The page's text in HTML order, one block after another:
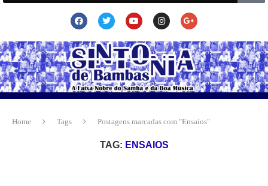
Home Tags Postagens marcadas com "Ensaios"
TAG: ENSAIOS